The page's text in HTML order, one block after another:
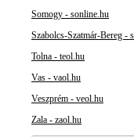
Somogy - sonline.hu
Szabolcs-Szatmár-Bereg -
Tolna - teol.hu
Vas - vaol.hu
Veszprém - veol.hu
Zala - zaol.hu